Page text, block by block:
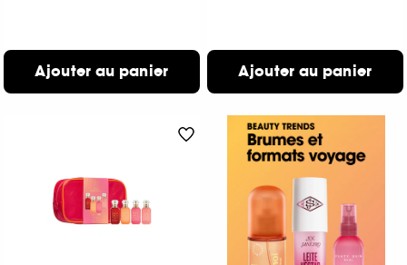
Ajouter au panier Ajouter au panier